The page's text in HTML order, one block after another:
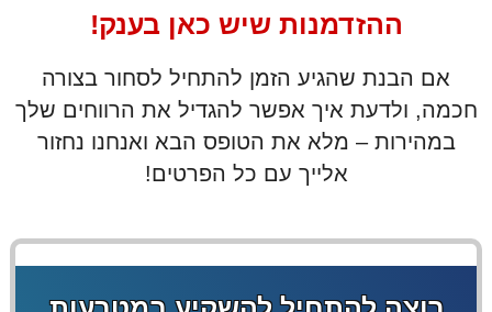
ההזדמנות שיש כאן בענק!
אם הבנת שהגיע הזמן להתחיל לסחור בצורה
חכמה, ולדעת איך אפשר להגדיל את הרווחים שלך
במהירות – מלא את הטופס הבא ואנחנו נחזור
אלייך עם כל הפרטים!